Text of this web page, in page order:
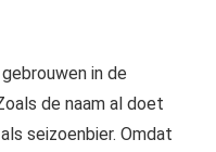
in de
de naam al doet
seizoenbier. Omdat